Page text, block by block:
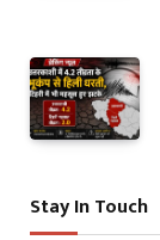
Stay In Touch